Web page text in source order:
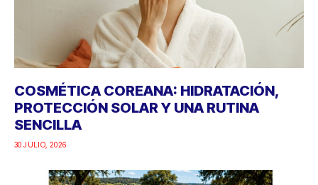
COSMÉTICA COREANA: HIDRATACIÓN,
PROTECCIÓN SOLAR Y UNA RUTINA
SENCILLA
30 JULIO, 2026